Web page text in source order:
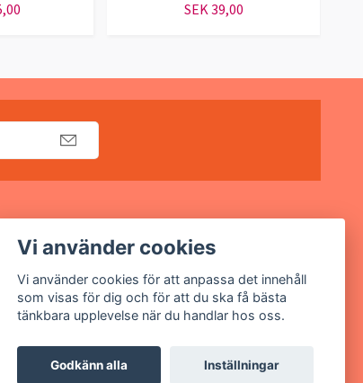
SEK 39,00
Facebook
Instagram
Vi använder cookies
Vi använder cookies för att anpassa det innehåll
som visas för dig och för att du ska få bästa
tänkbara upplevelse när du handlar hos oss.
Godkänn alla Inställningar